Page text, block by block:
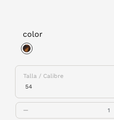
color
Talla / Calibre